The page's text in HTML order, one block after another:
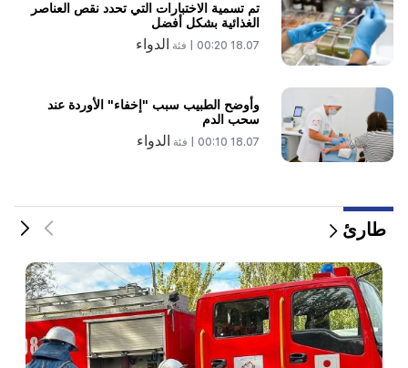
تم تسمية الاختبارات التي تحدد نقص العناصر
الغذائية بشكل أفضل
18.07 00:20 | فئة الدواء
وأوضح الطبيب سبب "إخفاء" الأوردة عند
سحب الدم
18.07 00:10 | فئة الدواء
طارئ